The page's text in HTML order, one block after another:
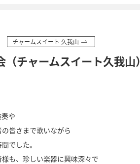
チャームスイート 久我山
チャームスイート久我山）
や
皆さまで歌いながら
でした。
も、珍しい楽器に興味深々で